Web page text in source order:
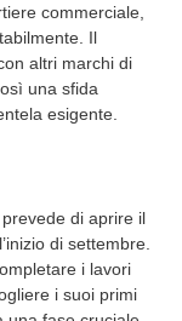
commerciale,
Il
altri marchi di
una sfida
esigente.
di aprire il
di settembre.
i lavori
i suoi primi